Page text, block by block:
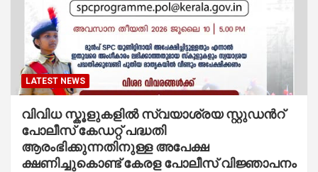
LATEST NEWS
വിവിധ സ്കൂളുകളില്‍ സ്വയാശ്രയ സ്റ്റുഡന്‍റ്
പോലീസ് കേഡറ്റ് പദ്ധതി
ആരംഭിക്കുന്നതിനുള്ള അപേക്ഷ
ക്ഷണിച്ചുകൊണ്ട് കേരള പോലീസ് വിജ്ഞാപനം